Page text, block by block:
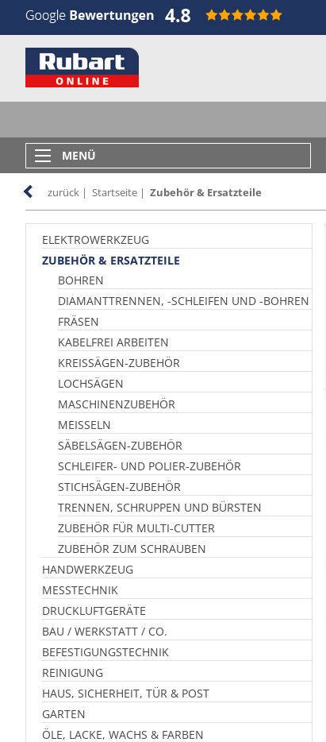
MENÜ
zurück | Startseite | Zubehör & Ersatzteile
ELEKTROWERKZEUG
ZUBEHÖR & ERSATZTEILE
BOHREN
DIAMANTTRENNEN, -SCHLEIFEN UND -BOHREN
FRÄSEN
KABELFREI ARBEITEN
KREISSÄGEN-ZUBEHÖR
LOCHSÄGEN
MASCHINENZUBEHÖR
MEISSELN
SÄBELSÄGEN-ZUBEHÖR
SCHLEIFER- UND POLIER-ZUBEHÖR
STICHSÄGEN-ZUBEHÖR
TRENNEN, SCHRUPPEN UND BÜRSTEN
ZUBEHÖR FÜR MULTI-CUTTER
ZUBEHÖR ZUM SCHRAUBEN
HANDWERKZEUG
MESSTECHNIK
DRUCKLUFTGERÄTE
BAU / WERKSTATT / CO.
BEFESTIGUNGSTECHNIK
REINIGUNG
HAUS, SICHERHEIT, TÜR & POST
GARTEN
ÖLE, LACKE, WACHS & FARBEN